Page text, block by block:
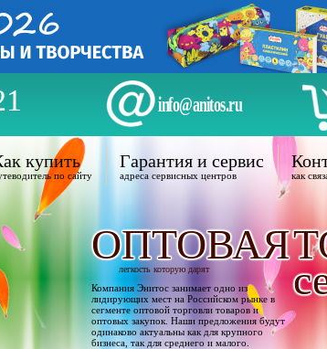
info@anitos.ru
купить
по сайту
Гарантия и сервис
адреса сервисных центров как
ОПТОВАЯ
легкость которую дарят
Компания Энитос занимает одно из
лидирующих мест на Российском рынке в
сегменте оптовой торговли товаров и
оптовых закупок. Наши предложения будут
одинаково актуальны как для крупного
бизнеса, так для среднего и малого.